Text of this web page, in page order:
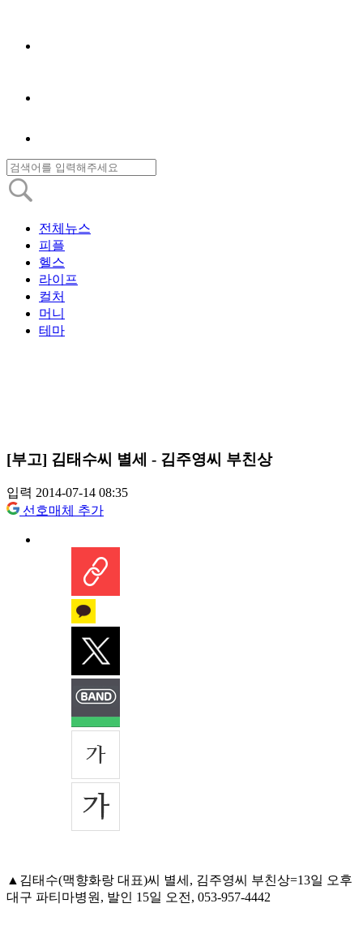
전체뉴스
피플
헬스
라이프
컬처
머니
테마
[부고] 김태수씨 별세 - 김주영씨 부친상
입력 2014-07-14 08:35
선호매체 추가
▲김태수(맥향화랑 대표)씨 별세, 김주영씨 부친상=13일 오후
대구 파티마병원, 발인 15일 오전, 053-957-4442